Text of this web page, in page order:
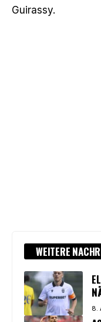
Guirassy.
WEITERE
8.